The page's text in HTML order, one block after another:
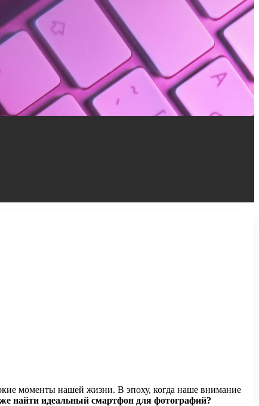
моменты нашей жизни. В эпоху, когда наше внимание
найти идеальный смартфон для фотографий?